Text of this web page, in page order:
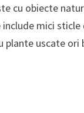
cu obiecte
mici
plante uscate ori